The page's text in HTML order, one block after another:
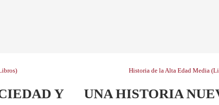
Y
Historia de la Alta Edad Media
UNA HISTORIA